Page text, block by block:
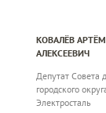
КОВАЛЁВ АРТЁМ
АЛЕКСЕЕВИЧ
Депутат Совета
городского
Электросталь